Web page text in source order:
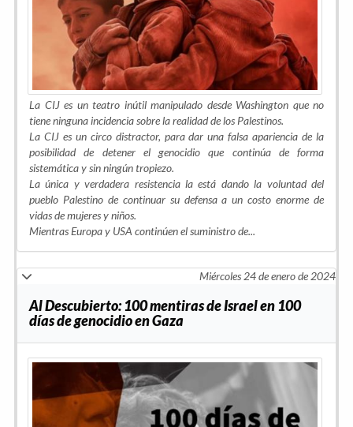
La CIJ es un teatro inútil manipulado desde Washington que no
tiene ninguna incidencia sobre la realidad de los Palestinos.
La CIJ es un circo distractor, para dar una falsa apariencia de la
posibilidad de detener el genocidio que continúa de forma
sistemática y sin ningún tropiezo.
La única y verdadera resistencia la está dando la voluntad del
pueblo Palestino de continuar su defensa a un costo enorme de
vidas de mujeres y niños.
Mientras Europa y USA continúen el suministro de...
Miércoles 24 de enero de 2024
Al Descubierto: 100 mentiras de Israel en 100
días de genocidio en Gaza